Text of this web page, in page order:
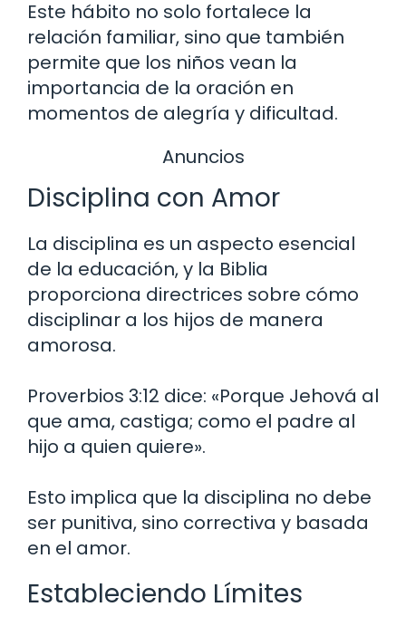
Este hábito no solo fortalece la
relación familiar, sino que también
permite que los niños vean la
importancia de la oración en
momentos de alegría y dificultad.
Anuncios
Disciplina con Amor
La disciplina es un aspecto esencial
de la educación, y la Biblia
proporciona directrices sobre cómo
disciplinar a los hijos de manera
amorosa.
Proverbios 3:12 dice: «Porque Jehová al
que ama, castiga; como el padre al
hijo a quien quiere».
Esto implica que la disciplina no debe
ser punitiva, sino correctiva y basada
en el amor.
Estableciendo Límites